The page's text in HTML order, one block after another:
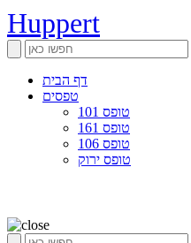
Huppert
דף הבית
טפסים
טופס 101
טופס 161
טופס 106
טופס ירוק